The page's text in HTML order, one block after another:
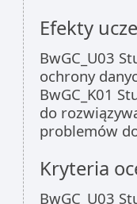
Efekty
BwGC_U03
ochrony
BwGC_K01
do
problemów
Kryteria
BwGC_U03